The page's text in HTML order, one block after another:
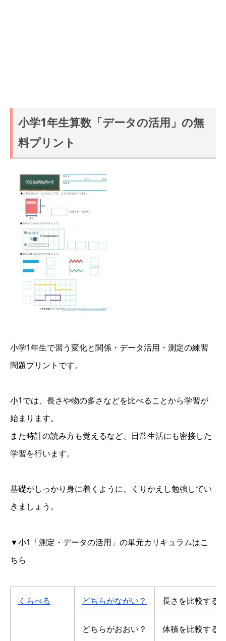
小学1年生算数「データの活用」の無
料プリント
小学1年生で習う変化と関係・データ活用・測定の練習
問題プリントです。
小1では、長さや物の多さなどを比べることから学習が
始まります。
また時計の読み方も覚えるなど、日常生活にも密接した
学習を行います。
基礎がしっかり身に着くように、くりかえし勉強してい
きましょう。
▼小1「測定・データの活用」の単元カリキュラムはこ
ちら
くらべる どちらがながい？ 長さを比較する
どちらがおおい？ 体積を比較する